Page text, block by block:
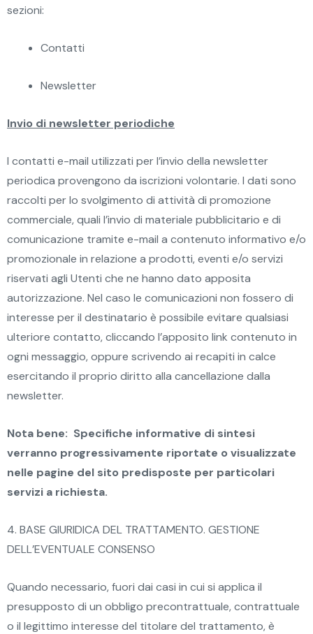
sezioni:
Contatti
Newsletter
Invio di newsletter periodiche
I contatti e-mail utilizzati per l’invio della newsletter
periodica provengono da iscrizioni volontarie. I dati sono
raccolti per lo svolgimento di attività di promozione
commerciale, quali l’invio di materiale pubblicitario e di
comunicazione tramite e-mail a contenuto informativo e/o
promozionale in relazione a prodotti, eventi e/o servizi
riservati agli Utenti che ne hanno dato apposita
autorizzazione. Nel caso le comunicazioni non fossero di
interesse per il destinatario è possibile evitare qualsiasi
ulteriore contatto, cliccando l’apposito link contenuto in
ogni messaggio, oppure scrivendo ai recapiti in calce
esercitando il proprio diritto alla cancellazione dalla
newsletter.
Nota bene: Specifiche informative di sintesi
verranno progressivamente riportate o visualizzate
nelle pagine del sito predisposte per particolari
servizi a richiesta.
4. BASE GIURIDICA DEL TRATTAMENTO. GESTIONE
DELL’EVENTUALE CONSENSO
Quando necessario, fuori dai casi in cui si applica il
presupposto di un obbligo precontrattuale, contrattuale
o il legittimo interesse del titolare del trattamento, è